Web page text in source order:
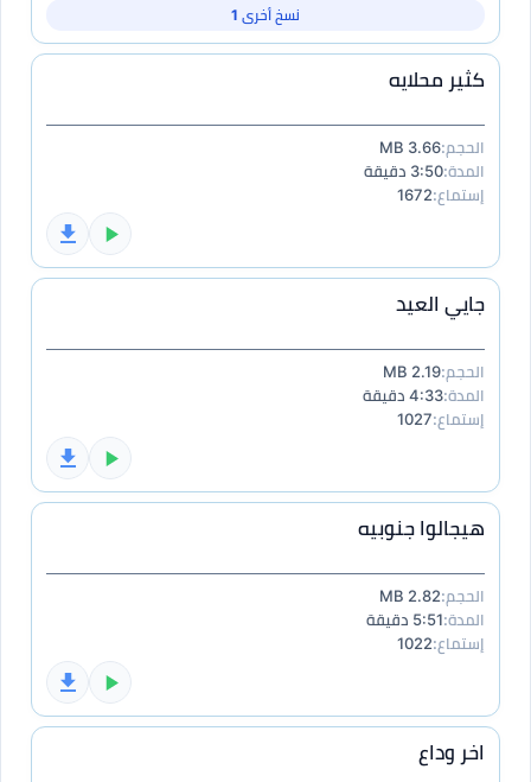
نسخ أخرى 1
كثير محلايه
الحجم:3.66 MB
المدة:3:50 دقيقة
إستماع:1672
جايي العيد
الحجم:2.19 MB
المدة:4:33 دقيقة
إستماع:1027
هيجالوا جنوبيه
الحجم:2.82 MB
المدة:5:51 دقيقة
إستماع:1022
اخر وداع